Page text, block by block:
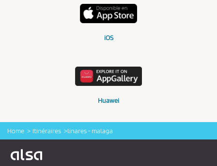
iOS
Huawei
Home Itinéraires linares - malaga
Logo Alsa